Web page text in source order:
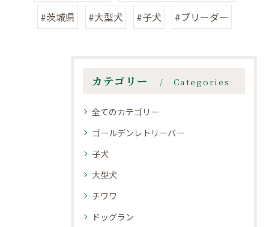
#茨城県
#大型犬 #子犬 #ブリーダー
カテゴリー Categories
全てのカテゴリー
ゴールデンレトリーバー
子犬
大型犬
チワワ
ドッグラン